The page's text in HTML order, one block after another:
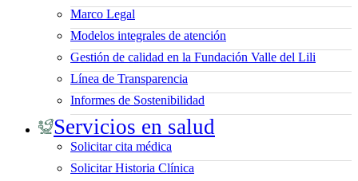
Marco Legal
Modelos integrales de atención
Gestión de calidad en la Fundación Valle del Lili
Línea de Transparencia
Informes de Sostenibilidad
Servicios en salud
Solicitar cita médica
Solicitar Historia Clínica